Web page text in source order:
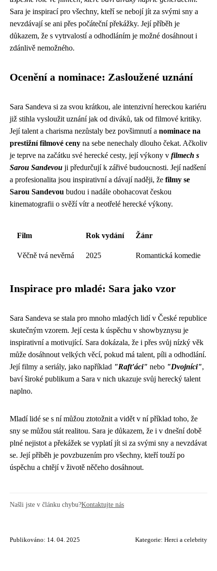
Sara je inspirací pro všechny, kteří se nebojí jít za svými sny a
nevzdávají se ani přes počáteční překážky. Její příběh je
důkazem, že s vytrvalostí a odhodláním je možné dosáhnout i
zdánlivě nemožného.
Ocenění a nominace: Zasloužené uznání
Sara Sandeva si za svou krátkou, ale intenzivní hereckou kariéru
již stihla vysloužit uznání jak od diváků, tak od filmové kritiky.
Její talent a charisma nezůstaly bez povšimnutí a nominace na
prestižní filmové ceny na sebe nenechaly dlouho čekat. Ačkoliv
je teprve na začátku své herecké cesty, její výkony v filmech s
Sarou Sandevou ji předurčují k zářivé budoucnosti. Její nadšení
a profesionalita jsou inspirativní a dávají naději, že filmy se
Sarou Sandevou budou i nadále obohacovat českou
kinematografii o svěží vítr a neotřelé herecké výkony.
Film Rok vydání Žánr
Věčně tvá nevěrná 2025 Romantická komedie
Inspirace pro mladé: Sara jako vzor
Sara Sandeva se stala pro mnoho mladých lidí v České republice
skutečným vzorem. Její cesta k úspěchu v showbyznysu je
inspirativní a motivující. Sara dokázala, že i přes svůj nízký věk
může dosáhnout velkých věcí, pokud má talent, píli a odhodlání.
Její filmy a seriály, jako například "Rafťáci" nebo "Dvojníci",
baví široké publikum a Sara v nich ukazuje svůj herecký talent
naplno.
Mladí lidé se s ní můžou ztotožnit a vidět v ní příklad toho, že
sny se můžou stát realitou. Sara je důkazem, že i v dnešní době
plné nejistot a překážek se vyplatí jít si za svými sny a nevzdávat
se. Její příběh je povzbuzením pro všechny, kteří touží po
úspěchu a chtějí v životě něčeho dosáhnout.
Našli jste v článku chybu?Kontaktujte nás
Publikováno: 14. 04. 2025 Kategorie: Herci a celebrity